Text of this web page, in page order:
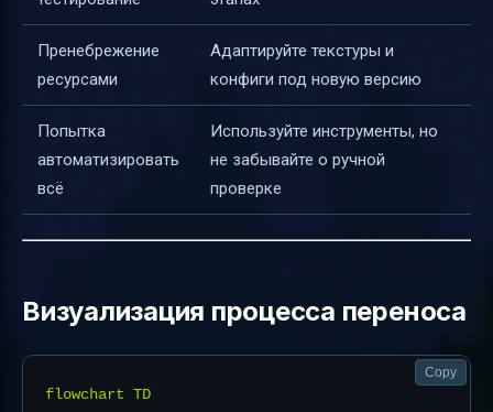
Пренебрежение
ресурсами
Адаптируйте текстуры и
конфиги под новую версию
Попытка
автоматизировать
всё
Используйте инструменты, но
не забывайте о ручной
проверке
Визуализация процесса переноса
flowchart TD
Copy